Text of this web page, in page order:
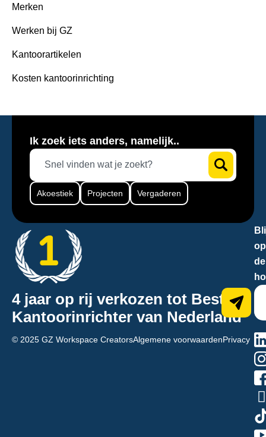
Merken
Werken bij GZ
Kantoorartikelen
Kosten kantoorinrichting
Ik zoek iets anders, namelijk..
Akoestiek Projecten Vergaderen
4 jaar op rij verkozen tot Beste
Kantoorinrichter van Nederland
op
de
© 2025 GZ Workspace CreatorsAlgemene voorwaardenPrivacy